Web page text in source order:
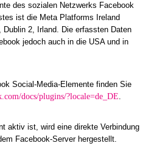
des sozialen Netzwerks Facebook
ist die Meta Platforms Ireland
Dublin 2, Irland. Die erfassten Daten
jedoch auch in die USA und in
Social-Media-Elemente finden Sie
docs/plugins/?locale=de_DE.
aktiv ist, wird eine direkte Verbindung
Facebook-Server hergestellt.